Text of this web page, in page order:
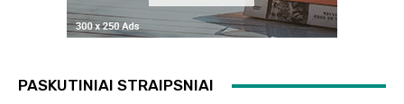
PASKUTINIAI STRAIPSNIAI